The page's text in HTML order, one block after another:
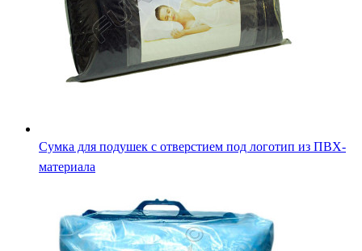
Сумка для подушек с пластиковой ручкой